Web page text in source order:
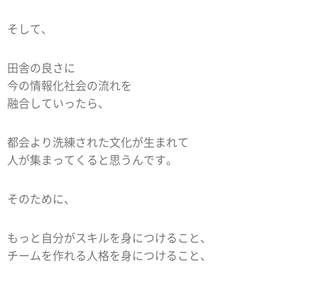
そして、
田舎の良さに
今の情報化社会の流れを
融合していったら、
都会より洗練された文化が生まれて
人が集まってくると思うんです。
そのために、
もっと自分がスキルを身につけること、
チームを作れる人格を身につけること、